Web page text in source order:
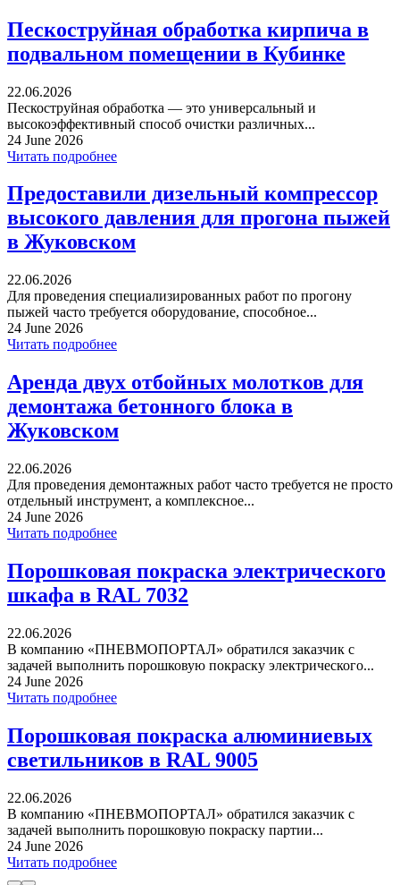
Пескоструйная обработка кирпича в
подвальном помещении в Кубинке
22.06.2026
Пескоструйная обработка — это универсальный и
высокоэффективный способ очистки различных...
24 June 2026
Читать подробнее
Предоставили дизельный компрессор
высокого давления для прогона пыжей
в Жуковском
22.06.2026
Для проведения специализированных работ по прогону
пыжей часто требуется оборудование, способное...
24 June 2026
Читать подробнее
Аренда двух отбойных молотков для
демонтажа бетонного блока в
Жуковском
22.06.2026
Для проведения демонтажных работ часто требуется не просто
отдельный инструмент, а комплексное...
24 June 2026
Читать подробнее
Порошковая покраска электрического
шкафа в RAL 7032
22.06.2026
В компанию «ПНЕВМОПОРТАЛ» обратился заказчик с
задачей выполнить порошковую покраску электрического...
24 June 2026
Читать подробнее
Порошковая покраска алюминиевых
светильников в RAL 9005
22.06.2026
В компанию «ПНЕВМОПОРТАЛ» обратился заказчик с
задачей выполнить порошковую покраску партии...
24 June 2026
Читать подробнее